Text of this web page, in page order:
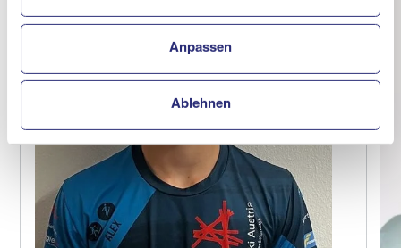
Anpassen
Ablehnen